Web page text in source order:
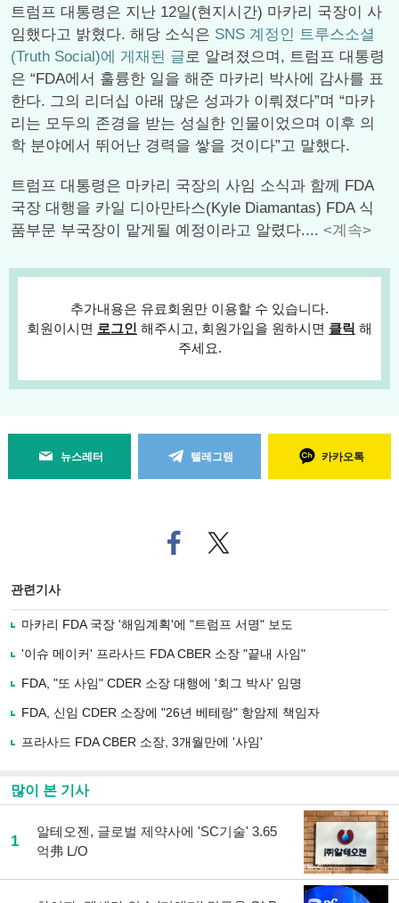
트럼프 대통령은 지난 12일(현지시간) 마카리 국장이 사
임했다고 밝혔다. 해당 소식은 SNS 계정인 트루스소셜
(Truth Social)에 게재된 글로 알려졌으며, 트럼프 대통령
은 “FDA에서 훌륭한 일을 해준 마카리 박사에 감사를 표
한다. 그의 리더십 아래 많은 성과가 이뤄졌다”며 “마카
리는 모두의 존경을 받는 성실한 인물이었으며 이후 의
학 분야에서 뛰어난 경력을 쌓을 것이다”고 말했다.
트럼프 대통령은 마카리 국장의 사임 소식과 함께 FDA
국장 대행을 카일 디아만타스(Kyle Diamantas) FDA 식
품부문 부국장이 맡게될 예정이라고 알렸다.... <계속>
추가내용은 유료회원만 이용할 수 있습니다.
회원이시면 로그인 해주시고, 회원가입을 원하시면 클릭 해
주세요.
뉴스레터 텔레그램 카카오톡
페
이
로
기
사
유
기
트위
터로
관련기사
마카리 FDA 국장 '해임계획'에 "트럼프 서명" 보도
'이슈 메이커' 프라사드 FDA CBER 소장 "끝내 사임"
FDA, "또 사임" CDER 소장 대행에 '회그 박사' 임명
FDA, 신임 CDER 소장에 "26년 베테랑" 항암제 책임자
프라사드 FDA CBER 소장, 3개월만에 '사임'
많이 본 기사
1
알테오젠, 글로벌 제약사에 'SC기술' 3.65
억弗 L/O